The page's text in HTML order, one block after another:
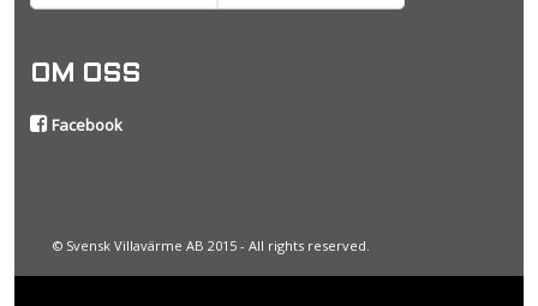
OM OSS
Facebook
© Svensk Villavärme AB 2015 - All rights reserved.